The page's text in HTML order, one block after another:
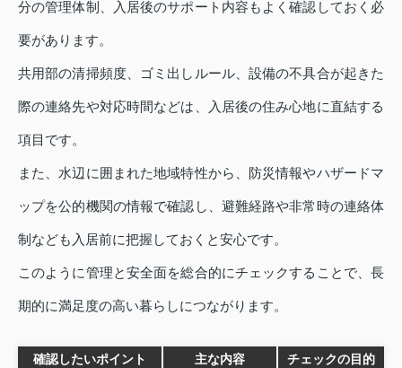
分の管理体制、入居後のサポート内容もよく確認しておく必
要があります。
共用部の清掃頻度、ゴミ出しルール、設備の不具合が起きた
際の連絡先や対応時間などは、入居後の住み心地に直結する
項目です。
また、水辺に囲まれた地域特性から、防災情報やハザードマ
ップを公的機関の情報で確認し、避難経路や非常時の連絡体
制なども入居前に把握しておくと安心です。
このように管理と安全面を総合的にチェックすることで、長
期的に満足度の高い暮らしにつながります。
確認したいポイント 主な内容 チェックの目的